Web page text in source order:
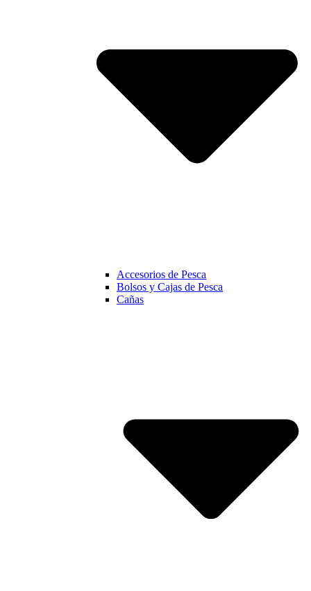
Accesorios de Pesca
Bolsos y Cajas de Pesca
Cañas